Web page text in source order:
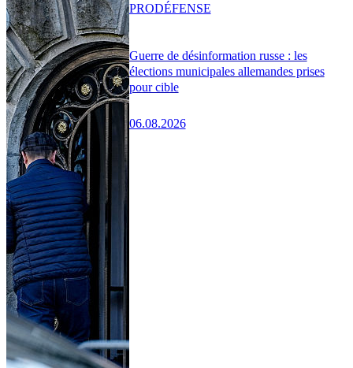
Guerre de désinformation russe : les
élections municipales allemandes prises
pour cible
06.08.2026
PRODÉFENSE